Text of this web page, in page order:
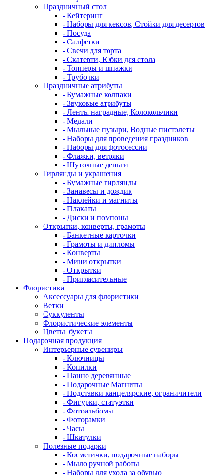
Праздничный стол
- Кейтеринг
- Наборы для кексов, Стойки для десертов
- Посуда
- Салфетки
- Свечи для торта
- Скатерти, Юбки для стола
- Топперы и шпажки
- Трубочки
Праздничные атрибуты
- Бумажные колпаки
- Звуковые атрибуты
- Ленты наградные, Колокольчики
- Медали
- Мыльные пузыри, Водные пистолеты
- Наборы для проведения праздников
- Наборы для фотосессии
- Флажки, ветряки
- Шуточные деньги
Гирлянды и украшения
- Бумажные гирлянды
- Занавесы и дождик
- Наклейки и магниты
- Плакаты
- Диски и помпоны
Открытки, конверты, грамоты
- Банкетные карточки
- Грамоты и дипломы
- Конверты
- Мини открытки
- Открытки
- Пригласительные
Флористика
Аксессуары для флористики
Ветки
Суккуленты
Флористические элементы
Цветы, букеты
Подарочная продукция
Интерьерные сувениры
- Ключницы
- Копилки
- Панно деревянные
- Подарочные Магниты
- Подставки канцелярские, ограничители
- Фигурки, статуэтки
- Фотоальбомы
- Фоторамки
- Часы
- Шкатулки
Полезные подарки
- Косметички, подарочные наборы
- Мыло ручной работы
- Наборы для ухода за обувью